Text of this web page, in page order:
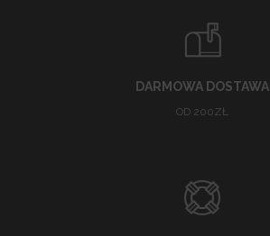
DARMOWA DOSTAWA
OD 200ZŁ